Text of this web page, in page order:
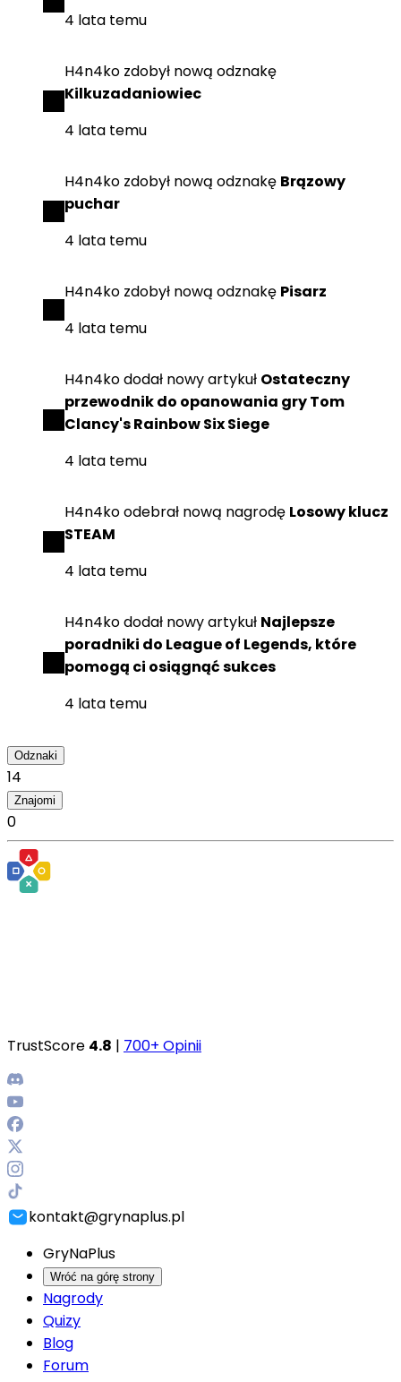
4 lata temu
H4n4ko zdobył nową odznakę
Kilkuzadaniowiec
4 lata temu
H4n4ko zdobył nową odznakę Brązowy
puchar
4 lata temu
H4n4ko zdobył nową odznakę Pisarz
4 lata temu
H4n4kododał nowy artykuł Ostateczny
przewodnik do opanowania gry Tom
Clancy's Rainbow Six Siege
4 lata temu
H4n4koodebrał nową nagrodę Losowy klucz
STEAM
4 lata temu
H4n4kododał nowy artykuł Najlepsze
poradniki do League of Legends, które
pomogą ci osiągnąć sukces
4 lata temu
Odznaki
14
Znajomi
0
TrustScore 4.8 | 700+ Opinii
kontakt@grynaplus.pl
GryNaPlus
Wróć na górę strony
Nagrody
Quizy
Blog
Forum